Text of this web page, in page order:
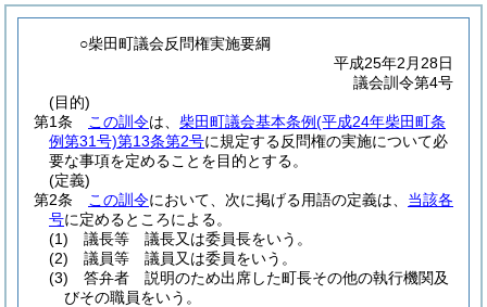
○柴田町議会反問権実施要綱
平成25年2月28日
議会訓令第4号
(目的)
第1条
この訓令は、 柴田町議会基本条例(平成24年柴田町条
例第31号)第13条第2号に規定する反問権の実施について必
要な事項を定めることを目的とする。
(定義)
第2条
この訓令において、次に掲げる用語の定義は、 当該各
号に定めるところによる。
(1)
議長等 議長又は委員長をいう。
(2)
議員等 議員又は委員をいう。
(3)
答弁者 説明のため出席した町長その他の執行機関及
びその職員をいう。